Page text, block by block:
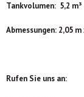
Tankvolumen: 5,2
Abmessungen: 2,05
Rufen Sie uns an: